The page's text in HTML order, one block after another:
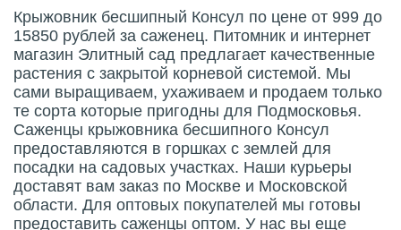
Крыжовник бесшипный Консул по цене от 999 до
15850 рублей за саженец. Питомник и интернет
магазин Элитный сад предлагает качественные
растения с закрытой корневой системой. Мы
сами выращиваем, ухаживаем и продаем только
те сорта которые пригодны для Подмосковья.
Саженцы крыжовника бесшипного Консул
предоставляются в горшках с землей для
посадки на садовых участках. Наши курьеры
доставят вам заказ по Москве и Московской
области. Для оптовых покупателей мы готовы
предоставить саженцы оптом. У нас вы еще